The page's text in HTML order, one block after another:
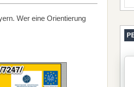
Wer eine Orientierung